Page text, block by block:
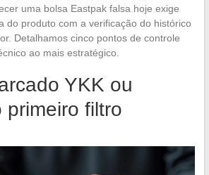
uma bolsa Eastpak falsa hoje exige
do produto com a verificação do histórico
Detalhamos cinco pontos de controle
ao mais estratégico.
YKK ou
primeiro filtro